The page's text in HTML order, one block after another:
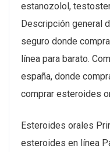
estanozolol,
Descripción general
seguro donde
línea para barato.
españa, donde
comprar esteroides
Esteroides orales
esteroides en línea